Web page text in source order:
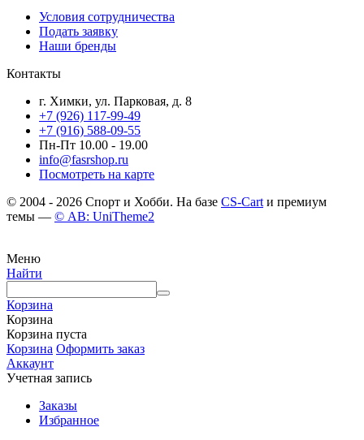
Условия сотрудничества
Подать заявку
Наши бренды
Контакты
г. Химки, ул. Парковая, д. 8
+7 (926) 117-99-49
+7 (916) 588-09-55
Пн-Пт 10.00 - 19.00
info@fasrshop.ru
Посмотреть на карте
© 2004 - 2026 Спорт и Хобби. На базе CS-Cart и премиум
темы — © AB: UniTheme2
Меню
Найти
Корзина
Корзина
Корзина пуста
Корзина Оформить заказ
Аккаунт
Учетная запись
Заказы
Избранное